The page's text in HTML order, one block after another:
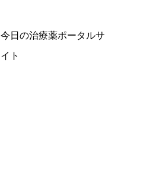
今日の治療薬ポータルサ
イト